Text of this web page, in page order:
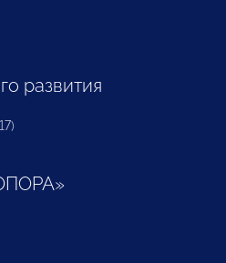
развития